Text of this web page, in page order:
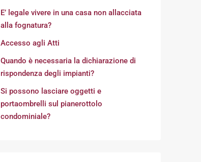
E’ legale vivere in una casa non allacciata
alla fognatura?
Accesso agli Atti
Quando è necessaria la dichiarazione di
rispondenza degli impianti?
Si possono lasciare oggetti e
portaombrelli sul pianerottolo
condominiale?